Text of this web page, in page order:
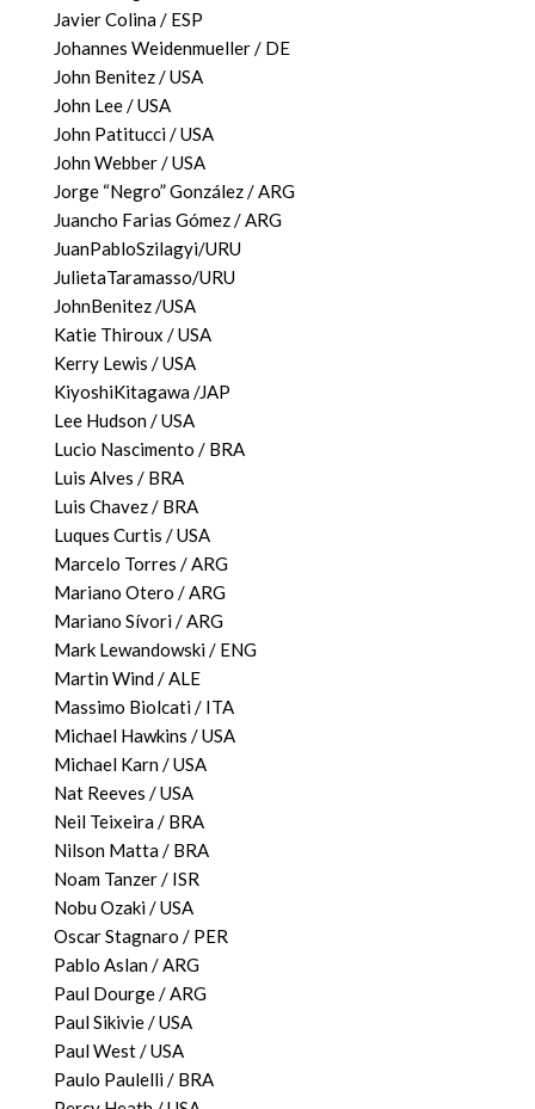
Javier Colina / ESP
Johannes Weidenmueller / DE
John Benitez / USA
John Lee / USA
John Patitucci / USA
John Webber / USA
Jorge “Negro” González / ARG
Juancho Farias Gómez / ARG
JuanPabloSzilagyi/URU
JulietaTaramasso/URU
JohnBenitez /USA
Katie Thiroux / USA
Kerry Lewis / USA
KiyoshiKitagawa /JAP
Lee Hudson / USA
Lucio Nascimento / BRA
Luis Alves / BRA
Luis Chavez / BRA
Luques Curtis / USA
Marcelo Torres / ARG
Mariano Otero / ARG
Mariano Sívori / ARG
Mark Lewandowski / ENG
Martin Wind / ALE
Massimo Biolcati / ITA
Michael Hawkins / USA
Michael Karn / USA
Nat Reeves / USA
Neil Teixeira / BRA
Nilson Matta / BRA
Noam Tanzer / ISR
Nobu Ozaki / USA
Oscar Stagnaro / PER
Pablo Aslan / ARG
Paul Dourge / ARG
Paul Sikivie / USA
Paul West / USA
Paulo Paulelli / BRA